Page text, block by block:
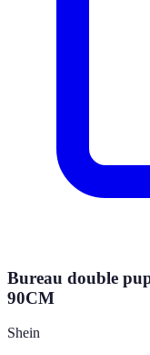
Bureau double
90CM
Shein